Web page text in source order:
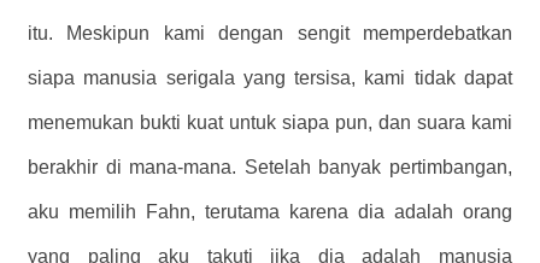
itu. Meskipun kami dengan sengit memperdebatkan
siapa manusia serigala yang tersisa, kami tidak dapat
menemukan bukti kuat untuk siapa pun, dan suara kami
berakhir di mana-mana. Setelah banyak pertimbangan,
aku memilih Fahn, terutama karena dia adalah orang
yang paling aku takuti jika dia adalah manusia